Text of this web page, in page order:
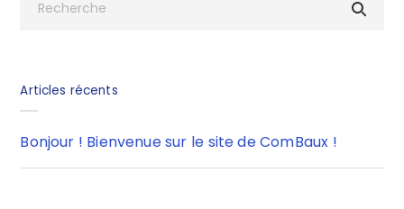
Articles récents
Bonjour ! Bienvenue sur le site de ComBaux !